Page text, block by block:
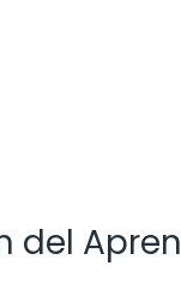
del